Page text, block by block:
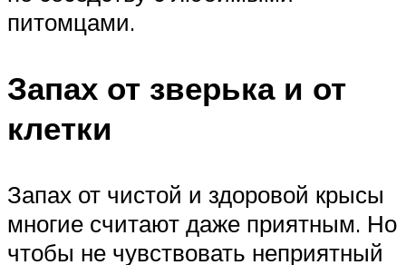
питомцами.
Запах от зверька и от
клетки
Запах от чистой и здоровой крысы
многие считают даже приятным. Но
чтобы не чувствовать неприятный